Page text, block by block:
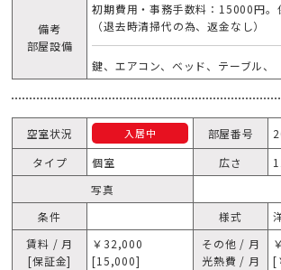
備考
部屋設備
初期費用・事務手数料：15000円
（退去時清掃代の為、返金なし）
鍵、エアコン、ベッド、テーブル、
空室状況 入居中 部屋番号
タイプ
個室 広さ
写真
条件
様式
賃料 / 月
[保証金]
￥32,000
[15,000]
その他 / 月
光熱費 / 月
[